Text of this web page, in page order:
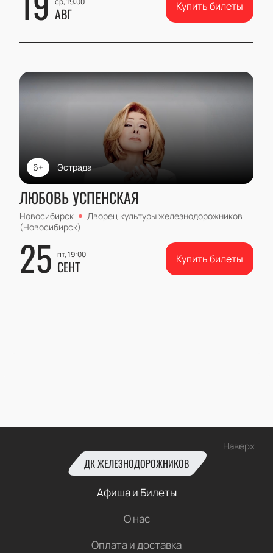
АВГ Купить билеты
Эстрада
6+
ЛЮБОВЬ УСПЕНСКАЯ
Новосибирск
Дворец культуры железнодорожников
(Новосибирск)
25 пт, 19:00
СЕНТ Купить билеты
Наверх
ДК ЖЕЛЕЗНОДОРОЖНИКОВ
Афиша и Билеты
О нас
Оплата и доставка